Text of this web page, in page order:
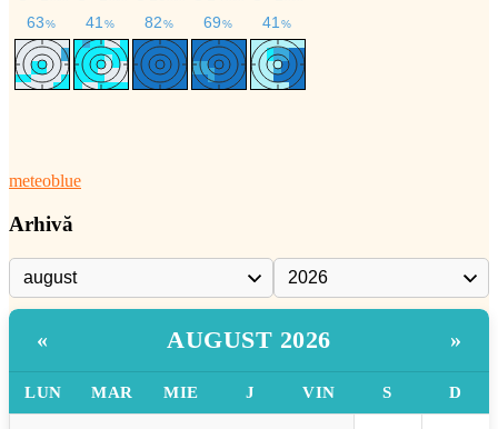
meteoblue
Arhivă
« AUGUST 2026 »
LUN MAR MIE J VIN S D